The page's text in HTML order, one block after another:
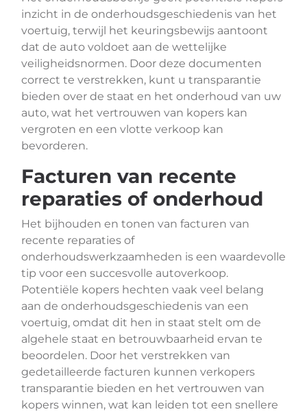
inzicht in de onderhoudsgeschiedenis van het
voertuig, terwijl het keuringsbewijs aantoont
dat de auto voldoet aan de wettelijke
veiligheidsnormen. Door deze documenten
correct te verstrekken, kunt u transparantie
bieden over de staat en het onderhoud van uw
auto, wat het vertrouwen van kopers kan
vergroten en een vlotte verkoop kan
bevorderen.
Facturen van recente
reparaties of onderhoud
Het bijhouden en tonen van facturen van
recente reparaties of
onderhoudswerkzaamheden is een waardevolle
tip voor een succesvolle autoverkoop.
Potentiële kopers hechten vaak veel belang
aan de onderhoudsgeschiedenis van een
voertuig, omdat dit hen in staat stelt om de
algehele staat en betrouwbaarheid ervan te
beoordelen. Door het verstrekken van
gedetailleerde facturen kunnen verkopers
transparantie bieden en het vertrouwen van
kopers winnen, wat kan leiden tot een snellere